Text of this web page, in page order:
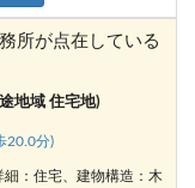
所が点在している
地域 住宅地)
20.0分)
：住宅、建物構造：木